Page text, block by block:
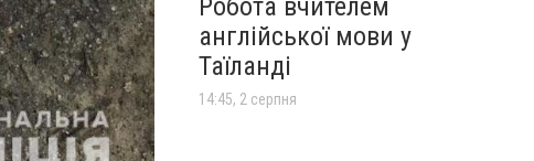
Робота вчителем
англійської мови у
Таїланді
14:45, 2 серпня